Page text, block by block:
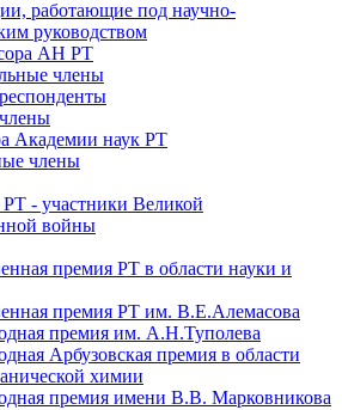
работающие под научно-
руководством
АН РТ
члены
Академии наук РТ
члены
- участники Великой
войны
премия РТ в области науки и
премия РТ им. В.Е.Алемасова
премия им. А.Н.Туполева
Арбузовская премия в области
химии
премия имени В.В. Марковникова